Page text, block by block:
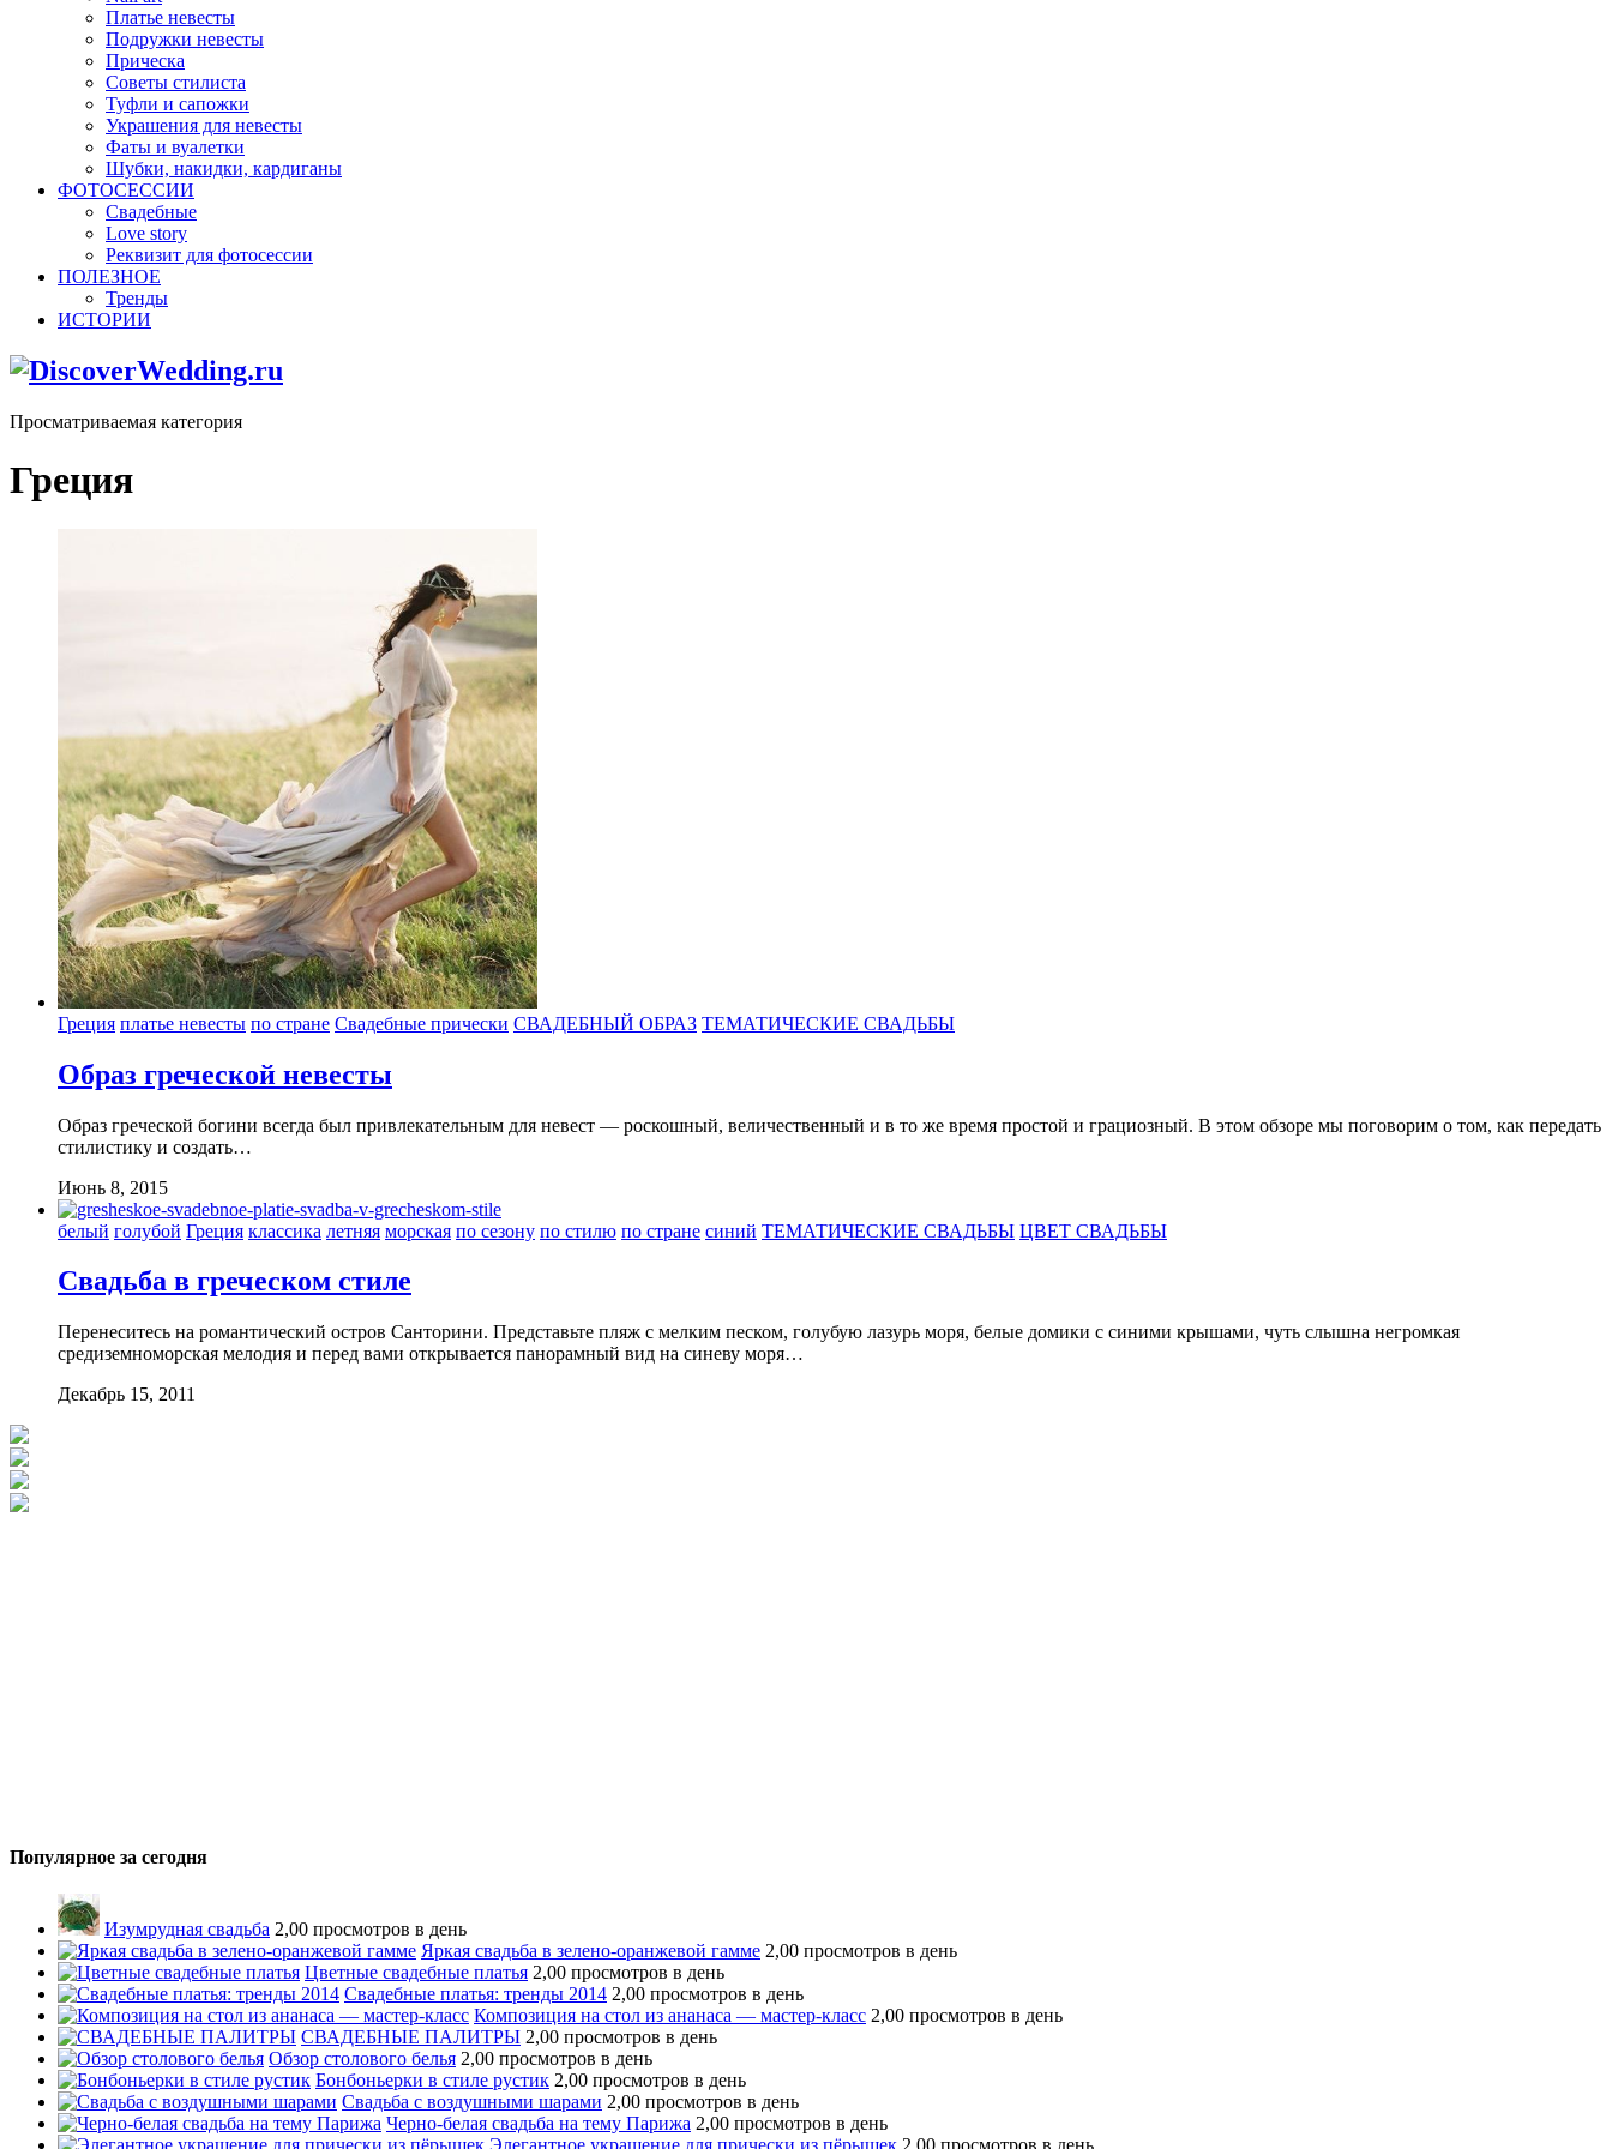
Платье невесты
Подружки невесты
Прическа
Советы стилиста
Туфли и сапожки
Украшения для невесты
Фаты и вуалетки
Шубки, накидки, кардиганы
ФОТОСЕССИИ
Свадебные
Love story
Реквизит для фотосессии
ПОЛЕЗНОЕ
Тренды
ИСТОРИИ
Просматриваемая категория
Греция
Греция платье невесты по стране Свадебные прически СВАДЕБНЫЙ ОБРАЗ ТЕМАТИЧЕСКИЕ СВАДЬБЫ
Образ греческой невесты
Образ греческой богини всегда был привлекательным для невест — роскошный, величественный и в то же время простой и грациозный. В этом обзоре мы поговорим о том, как передать
стилистику и создать…
Июнь 8, 2015
белый голубой Греция классика летняя морская по сезону по стилю по стране синий ТЕМАТИЧЕСКИЕ СВАДЬБЫ ЦВЕТ СВАДЬБЫ
Свадьба в греческом стиле
Перенеситесь на романтический остров Санторини. Представьте пляж с мелким песком, голубую лазурь моря, белые домики с синими крышами, чуть слышна негромкая
средиземноморская мелодия и перед вами открывается панорамный вид на синеву моря…
Декабрь 15, 2011
Популярное за сегодня
Изумрудная свадьба 2,00 просмотров в день
Яркая свадьба в зелено-оранжевой гамме 2,00 просмотров в день
Цветные свадебные платья 2,00 просмотров в день
Свадебные платья: тренды 2014 2,00 просмотров в день
Композиция на стол из ананаса — мастер-класс 2,00 просмотров в день
СВАДЕБНЫЕ ПАЛИТРЫ 2,00 просмотров в день
Обзор столового белья 2,00 просмотров в день
Бонбоньерки в стиле рустик 2,00 просмотров в день
Свадьба с воздушными шарами 2,00 просмотров в день
Черно-белая свадьба на тему Парижа 2,00 просмотров в день
Элегантное украшение для прически из пёрышек 2,00 просмотров в день